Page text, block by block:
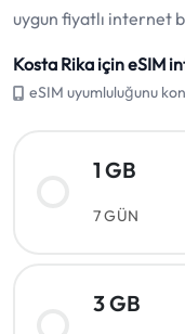
uygun fiyatlı internet
Kosta Rika için eSIM
eSIM uyumluluğunu
1 GB
7 GÜN
3 GB